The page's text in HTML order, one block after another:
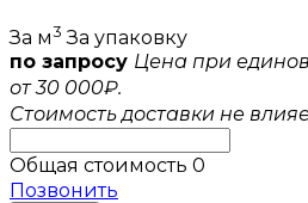
За м3 За упаковку
по запросу Цена при
от 30 000₽.
Стоимость доставки не
Общая стоимость 0
Позвонить